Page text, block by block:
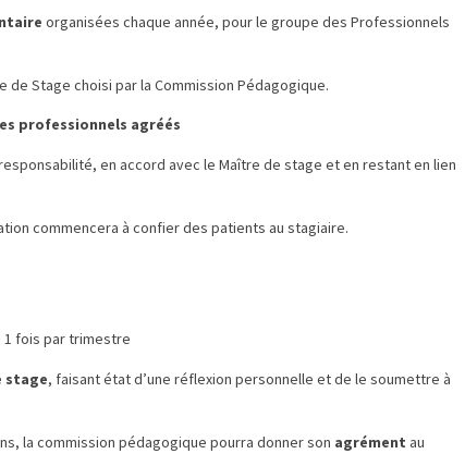
organisées chaque année, pour le groupe des Professionnels
Stage choisi par la Commission Pédagogique.
professionnels agréés
en accord avec le Maître de stage et en restant en lien
commencera à confier des patients au stagiaire.
1 fois par trimestre
stage, faisant état d’une réflexion personnelle et de le soumettre à
la commission pédagogique pourra donner son agrément au